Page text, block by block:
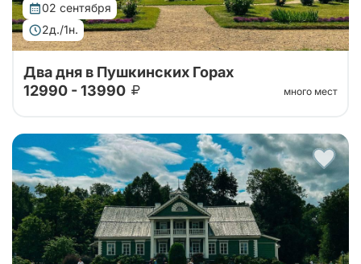
02 сентября
2д./1н.
Автобусный тур в Пушкинские горы на 2 дня из
Санкт-Петербурга. Погружение в атмосферу
усадеб, парков и знаковых мест, связанных с
жизнью и творчеством Александра Сергееви...
Два дня в Пушкинских Горах
12990 - 13990
много мест